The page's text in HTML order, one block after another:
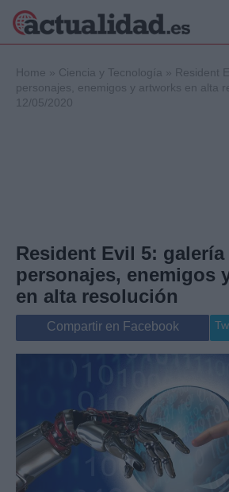
Internacional
Viajes
Home » Ciencia y Tecnología » Resident
personajes, enemigos y artworks en alta
12/05/2020
Resident Evil 5:
personajes, enemigos
en alta resolución
Compartir en Facebook